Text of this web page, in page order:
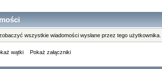
wszystkie wiadomości wysłane przez tego
wątki Pokaż załączniki